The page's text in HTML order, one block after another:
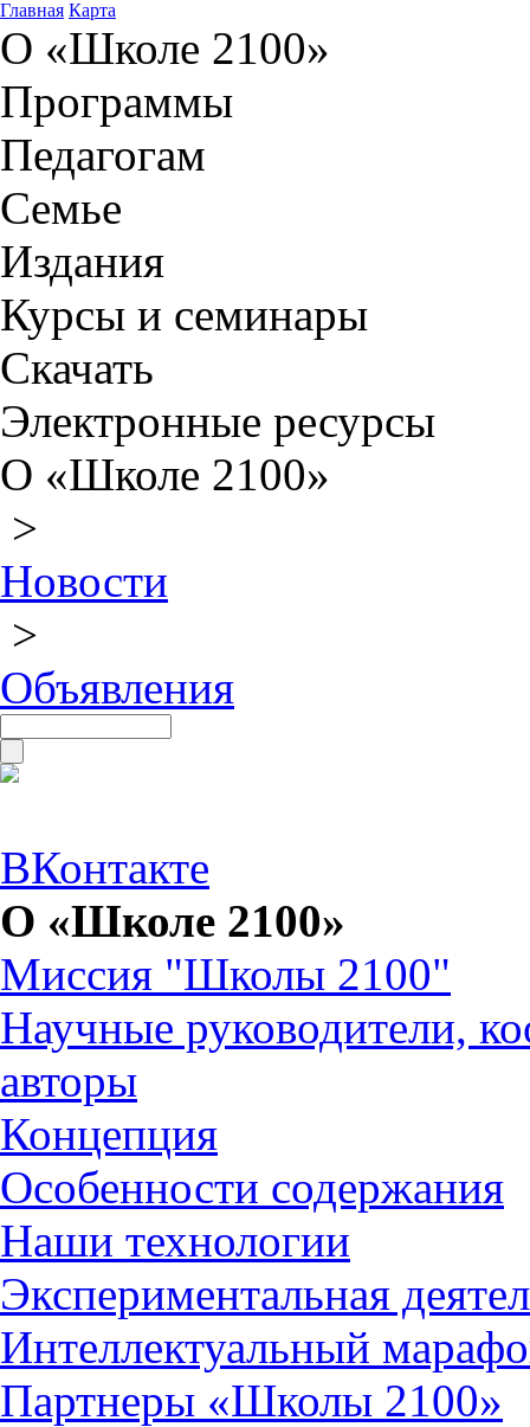
Главная Карта
О «Школе 2100»
Программы
Педагогам
Семье
Издания
Курсы и семинары
Скачать
Электронные ресурсы
О «Школе 2100»
>
Новости
>
Объявления
ВКонтакте
О «Школе 2100»
Миссия "Школы 2100"
Научные руководители,
авторы
Концепция
Особенности содержания
Наши технологии
Экспериментальная
Интеллектуальный
Партнеры «Школы 2100»